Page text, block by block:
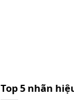
Top 5 nhãn